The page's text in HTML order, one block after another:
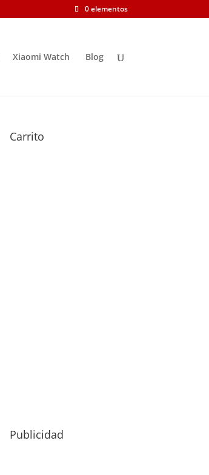
0 elementos
Xiaomi Watch Blog
Carrito
Publicidad